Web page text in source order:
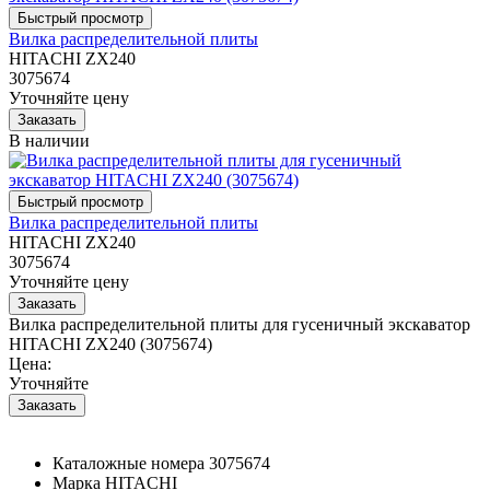
Вилка распределительной плиты
HITACHI ZX240
3075674
Уточняйте цену
В наличии
Вилка распределительной плиты
HITACHI ZX240
3075674
Уточняйте цену
Вилка распределительной плиты для гусеничный экскаватор
HITACHI ZX240 (3075674)
Цена:
Уточняйте
Каталожные номера 3075674
Марка HITACHI